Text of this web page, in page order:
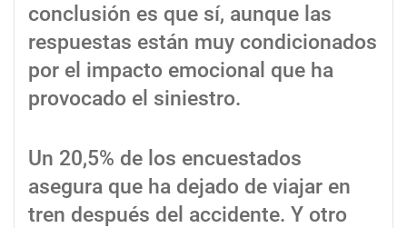
conclusión es que sí, aunque las
respuestas están muy condicionados
por el impacto emocional que ha
provocado el siniestro.
Un 20,5% de los encuestados
asegura que ha dejado de viajar en
tren después del accidente. Y otro